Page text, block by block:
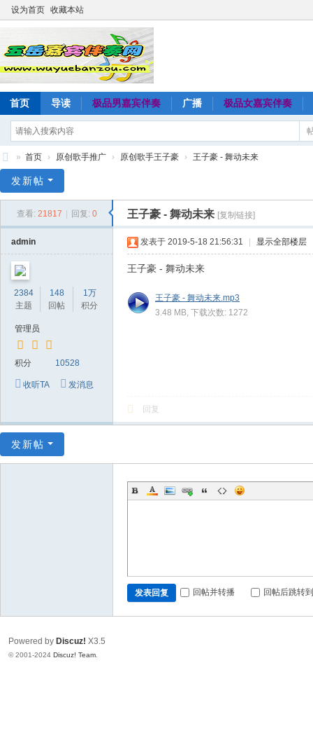
设为首页 收藏本站
首页 导读 极品男嘉宾伴奏 广播 极品女嘉宾伴奏
岳
伴
下
» 首页 › 原创歌手推广 › 原创歌手王子豪 › 王子豪 - 舞动未来
发新帖
查看: 21817 回复: 0 王子豪 - 舞动未来 [复制链接]
admin
2384
主题
148
回帖
1万
积分
管理员
积分 10528
收听TA 发消息
发表于 2019-5-18 21:56:31 显示全部楼层
王子豪 - 舞动未来
王子豪 - 舞动未来.mp3
3.48 MB, 下载次数: 1272
回复
发新帖
发表回复 回帖并转播 回帖后跳转
Powered by Discuz! X3.5
© 2001-2024 Discuz! Team